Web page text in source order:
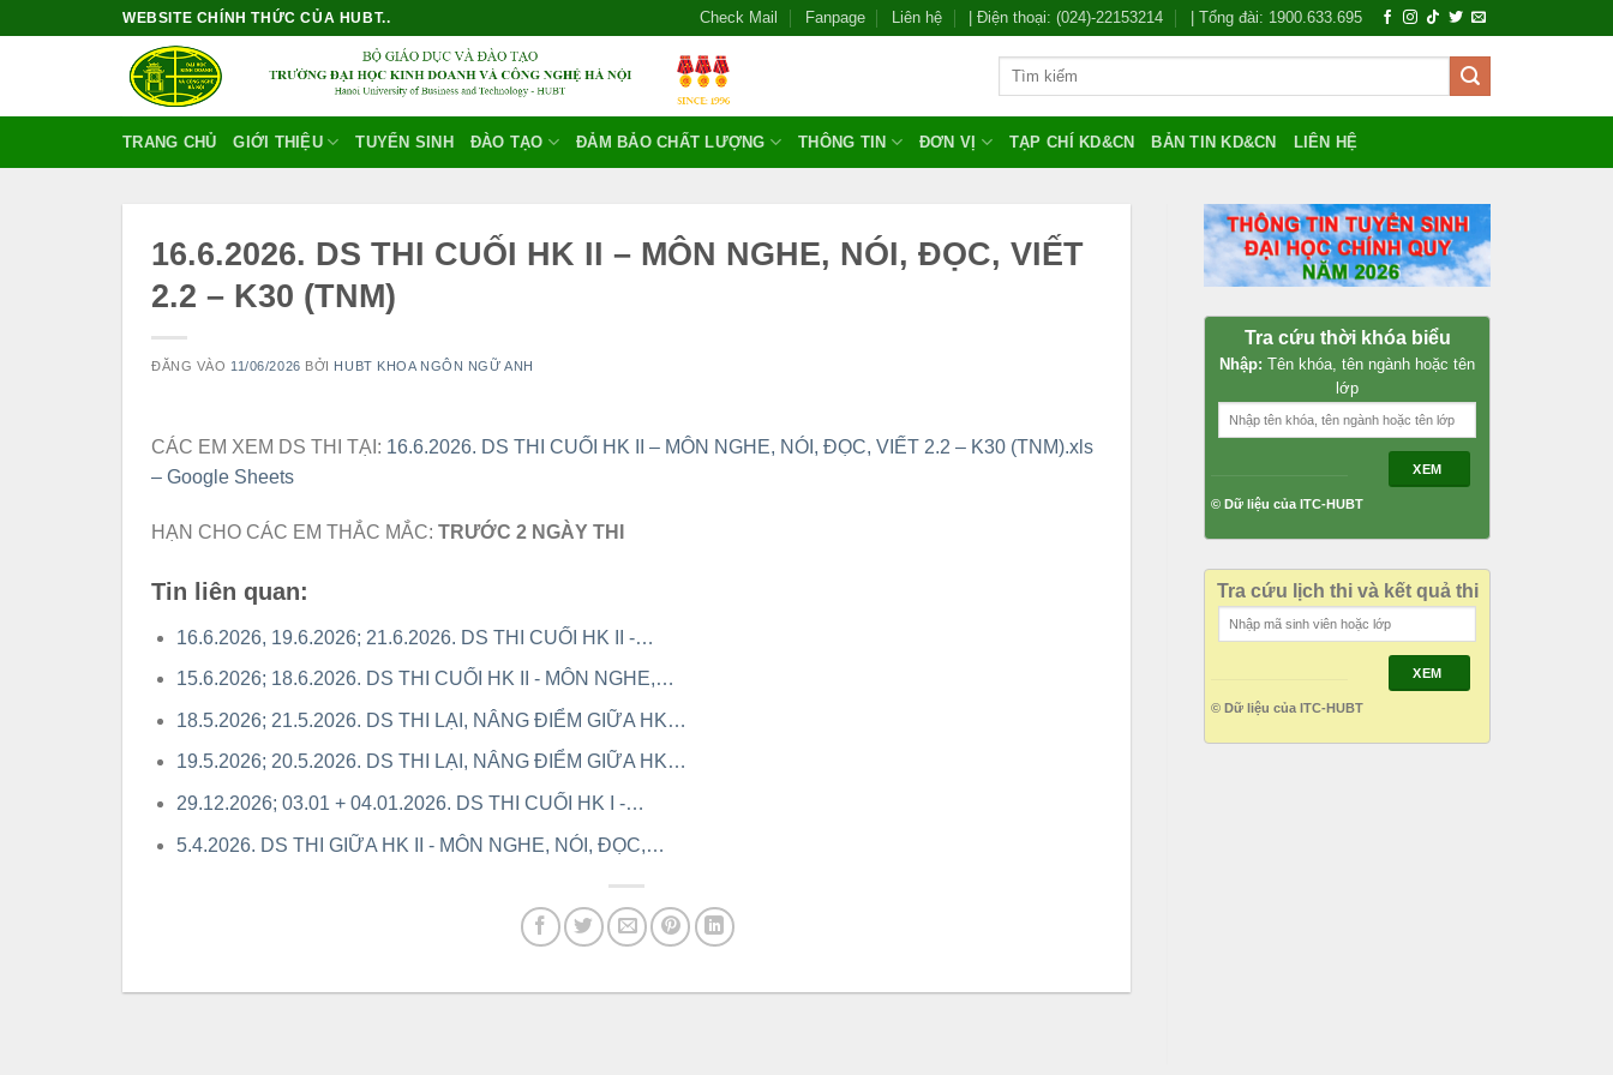
WEBSITE CHÍNH THỨC CỦA HUBT.. Check Mail Fanpage Liên hệ | Điện thoại: (024)-22153214 | Tổng đài: 1900.633.695
TRANG CHỦ GIỚI THIỆU TUYỂN SINH ĐÀO TẠO ĐẢM BẢO CHẤT LƯỢNG THÔNG TIN ĐƠN VỊ TẠP CHÍ KD&CN BẢN TIN KD&CN LIÊN HỆ
16.6.2026. DS THI CUỐI HK II – MÔN NGHE, NÓI, ĐỌC, VIẾT
2.2 – K30 (TNM)
ĐĂNG VÀO 11/06/2026 BỞI HUBT KHOA NGÔN NGỮ ANH
CÁC EM XEM DS THI TẠI: 16.6.2026. DS THI CUỐI HK II – MÔN NGHE, NÓI, ĐỌC, VIẾT 2.2 – K30 (TNM).xls
– Google Sheets
HẠN CHO CÁC EM THẮC MẮC: TRƯỚC 2 NGÀY THI
Tin liên quan:
16.6.2026, 19.6.2026; 21.6.2026. DS THI CUỐI HK II -…
15.6.2026; 18.6.2026. DS THI CUỐI HK II - MÔN NGHE,…
18.5.2026; 21.5.2026. DS THI LẠI, NÂNG ĐIỂM GIỮA HK…
19.5.2026; 20.5.2026. DS THI LẠI, NÂNG ĐIỂM GIỮA HK…
29.12.2026; 03.01 + 04.01.2026. DS THI CUỐI HK I -…
5.4.2026. DS THI GIỮA HK II - MÔN NGHE, NÓI, ĐỌC,…
Tra cứu thời khóa biểu
Nhập: Tên khóa, tên ngành hoặc tên
lớp
XEM
© Dữ liệu của ITC-HUBT
Tra cứu lịch thi và kết quả thi
XEM
© Dữ liệu của ITC-HUBT